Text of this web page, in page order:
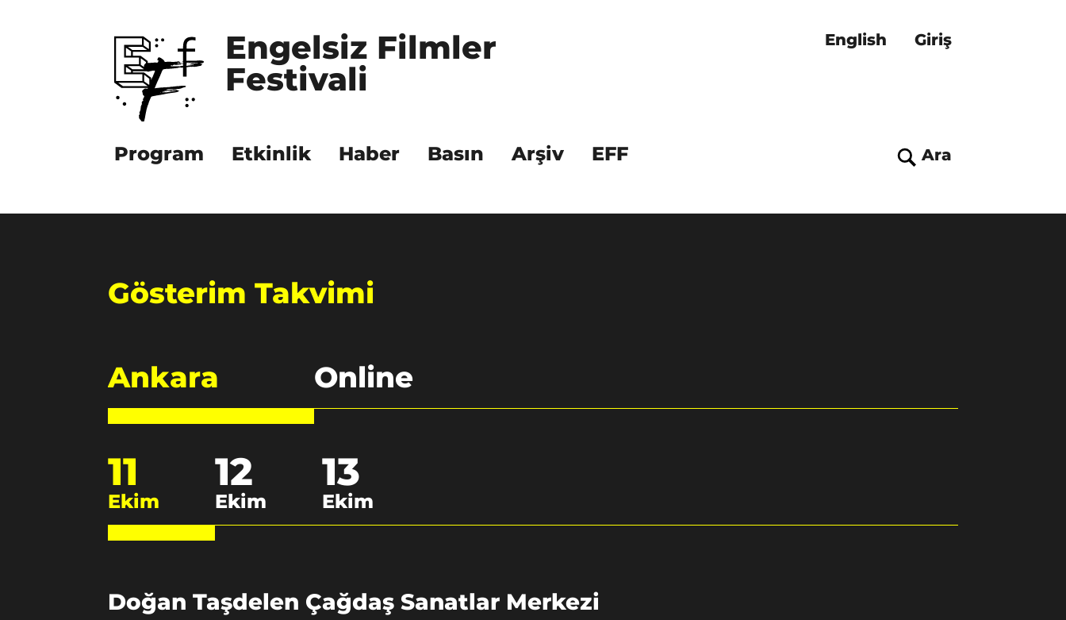
Engelsiz Filmler
Festivali
Giriş
English
Program Etkinlik Haber Basın Arşiv EFF Ara
Gösterim Takvimi
Ankara Online
11
Ekim
12
Ekim
13
Ekim
Doğan Taşdelen Çağdaş Sanatlar Merkezi